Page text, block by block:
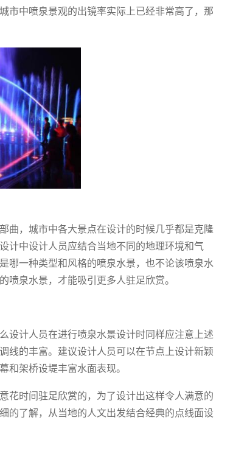
市中喷泉景观的出镜率实际上已经非常高了，那
曲，城市中各大景点在设计的时候几乎都是克隆
计中设计人员应结合当地不同的地理环境和气
哪一种类型和风格的喷泉水景，也不论该喷泉水
喷泉水景，才能吸引更多人驻足欣赏。
设计人员在进行喷泉水景设计时同样应注意上述
线的丰富。建议设计人员可以在节点上设计新颖
和架桥设堤丰富水面表现。
花时间驻足欣赏的，为了设计出这样令人满意的
的了解，从当地的人文出发结合经典的点线面设